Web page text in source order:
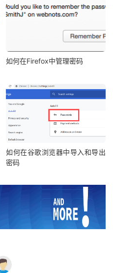
如何在Firefox中管理密码
如何在谷歌浏览器中导入和导出
密码